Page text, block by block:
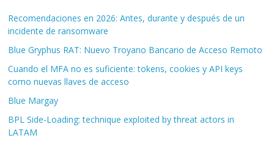
Recomendaciones en 2026: Antes, durante y después de un
incidente de ransomware
Blue Gryphus RAT: Nuevo Troyano Bancario de Acceso Remoto
Cuando el MFA no es suficiente: tokens, cookies y API keys
como nuevas llaves de acceso
Blue Margay
BPL Side-Loading: technique exploited by threat actors in
LATAM